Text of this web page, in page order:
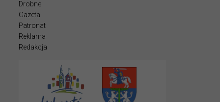
Drobne
Gazeta
Patronat
Reklama
Redakcja